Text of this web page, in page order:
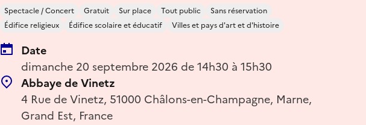
Spectacle / Concert Gratuit Sur place Tout public
Sans réservation
Édifice religieux
Édifice scolaire et éducatif Villes et pays d'art et d'histoire
Date
dimanche 20 septembre 2026 de 14h30 à 15h30
Abbaye de Vinetz
4 Rue de Vinetz, 51000 Châlons-en-Champagne, Marne,
Grand Est, France